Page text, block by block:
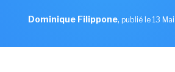
Dominique Filippone, publié le 13